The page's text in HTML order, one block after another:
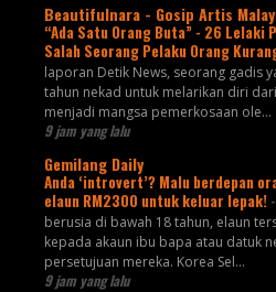
Beautifulnara - Gosip Artis
“Ada Satu Orang Buta” - 26 Lelaki
Salah Seorang Pelaku Orang
laporan Detik News, seorang gadis
tahun nekad untuk melarikan diri
menjadi mangsa pemerkosaan ole...
9 jam yang lalu
Gemilang Daily
Anda ‘introvert’? Malu berdepan
elaun RM2300 untuk keluar lepak! -
berusia di bawah 18 tahun, elaun
kepada akaun ibu bapa atau datuk
persetujuan mereka. Korea Sel...
9 jam yang lalu